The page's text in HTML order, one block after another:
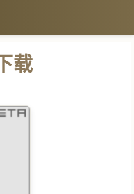
载